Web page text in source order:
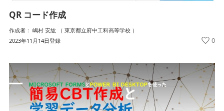
QR コード作成
作成者： 嶋村 安紘 （ 東京都立府中工科高等学校 ）
2023年11月14日登録
0